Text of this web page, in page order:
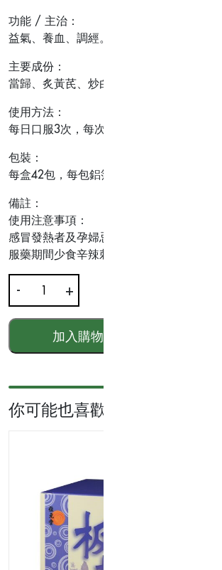
功能 / 主治：
益氣、養血、調經。用於氣血兩虛所致的
主要成份：
當歸、炙黃芪、炒白芍、茯苓、阿膠、牡
使用方法：
每日口服3次，每次2包。溫水送服。
包裝：
每盒42包，每包鋁箔袋淨重為4.5克
備註：
使用注意事項：
感冒發熱者及孕婦忌用。月經期間或因溫
服藥期間少食辛辣刺激食物。
-
歸
養
丸
包
裝
+
加入購物車
你可能也喜歡...